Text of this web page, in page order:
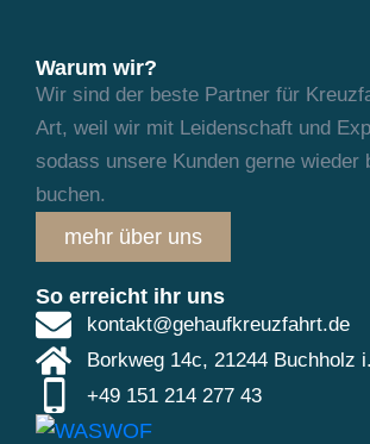
Warum wir?
Wir sind der beste Partner für
Art, weil wir mit Leidenschaft und
sodass unsere Kunden gerne wieder
buchen.
mehr über uns
So erreicht ihr uns
kontakt@gehaufkreuzfahrt.de
Borkweg 14c, 21244 Buchholz
+49 151 214 277 43